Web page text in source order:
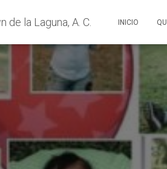
de la Laguna, A. C. INICIO